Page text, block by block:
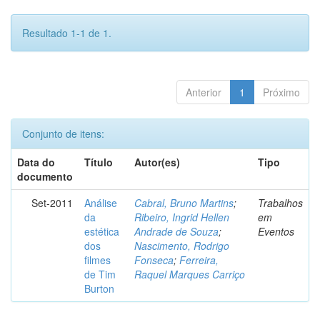
Resultado 1-1 de 1.
Anterior 1 Próximo
Conjunto de itens:
Data do
documento
Título Autor(es) Tipo
Set-2011
Análise
da
estética
dos
filmes
de Tim
Burton
Cabral, Bruno Martins;
Ribeiro, Ingrid Hellen
Andrade de Souza;
Nascimento, Rodrigo
Fonseca; Ferreira,
Raquel Marques Carriço
Trabalhos
em
Eventos